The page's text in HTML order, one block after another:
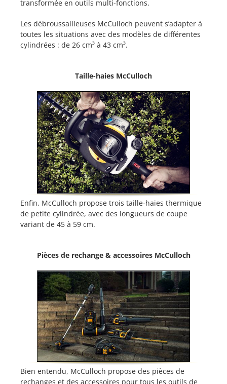
transformée en outils multi-fonctions.
Les débroussailleuses McCulloch peuvent s’adapter à
toutes les situations avec des modèles de différentes
cylindrées : de 26 cm³ à 43 cm³.
Taille-haies McCulloch
Enfin, McCulloch propose trois taille-haies thermique
de petite cylindrée, avec des longueurs de coupe
variant de 45 à 59 cm.
Pièces de rechange & accessoires McCulloch
Bien entendu, McCulloch propose des pièces de
rechanges et des accessoires pour tous les outils de